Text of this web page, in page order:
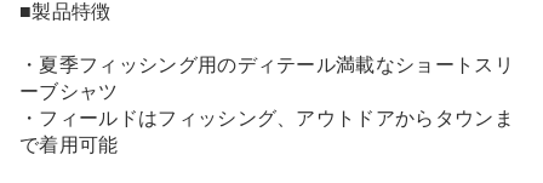
■製品特徴
・夏季フィッシング用のディテール満載なショートスリ
ーブシャツ
・フィールドはフィッシング、アウトドアからタウンま
で着用可能